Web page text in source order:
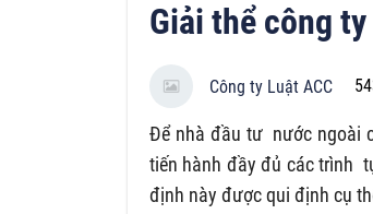
Giải thể công
Công ty Luật ACC
Để nhà đầu tư nước ngoài
tiến hành đầy đủ các trình
định này được qui định cụ